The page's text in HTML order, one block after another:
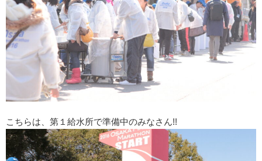
こちらは、第１給水所で準備中のみなさん!!